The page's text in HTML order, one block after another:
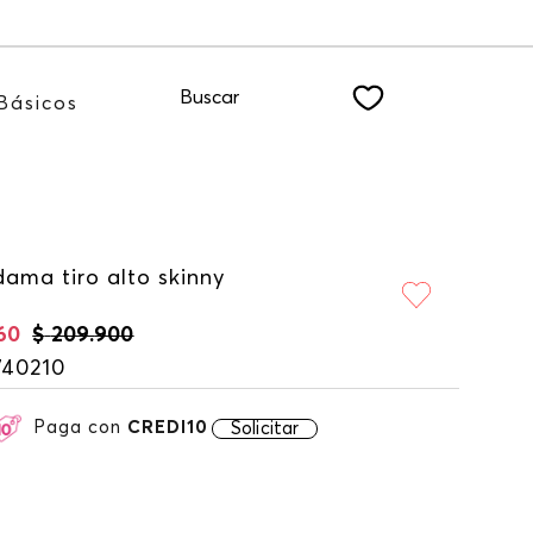
a nuestro NEWSLETTER
Básicos Buscar
tiro alto skinny
$ 209.900
Paga con CREDI10 Solicitar